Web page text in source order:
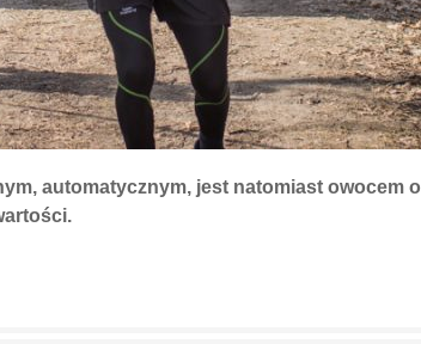
automatycznym, jest natomiast owocem